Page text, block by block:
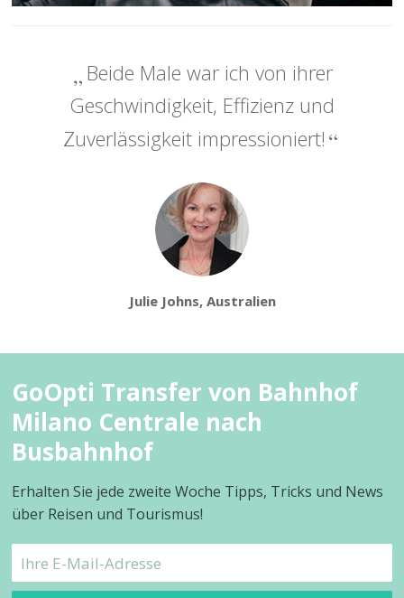
Beide Male war ich von ihrer
Geschwindigkeit, Effizienz und
Zuverlässigkeit impressioniert!
Julie Johns, Australien
GoOpti Transfer von Bahnhof
Milano Centrale nach
Busbahnhof
Erhalten Sie jede zweite Woche Tipps, Tricks und News
über Reisen und Tourismus!